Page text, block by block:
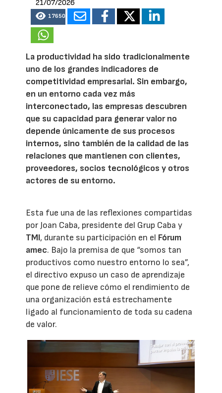
21/07/2026
17650
La productividad ha sido tradicionalmente
uno de los grandes indicadores de
competitividad empresarial. Sin embargo,
en un entorno cada vez más
interconectado, las empresas descubren
que su capacidad para generar valor no
depende únicamente de sus procesos
internos, sino también de la calidad de las
relaciones que mantienen con clientes,
proveedores, socios tecnológicos y otros
actores de su entorno.
Esta fue una de las reflexiones compartidas
por Joan Caba, presidente del Grup Caba y
TMI, durante su participación en el Fórum
amec. Bajo la premisa de que “somos tan
productivos como nuestro entorno lo sea”,
el directivo expuso un caso de aprendizaje
que pone de relieve cómo el rendimiento de
una organización está estrechamente
ligado al funcionamiento de toda su cadena
de valor.